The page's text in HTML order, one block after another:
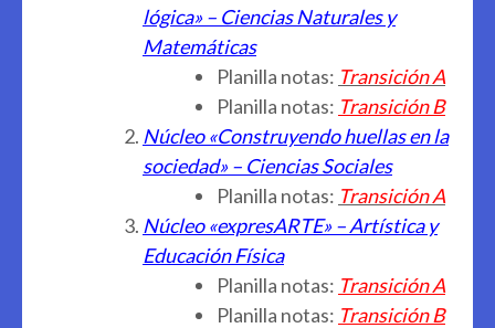
lógica» – Ciencias Naturales y
Matemáticas
Planilla notas: Transición A
Planilla notas: Transición B
Núcleo «Construyendo huellas en la
sociedad» – Ciencias Sociales
Planilla notas: Transición A
Núcleo «expresARTE» – Artística y
Educación Física
Planilla notas: Transición A
Planilla notas: Transición B